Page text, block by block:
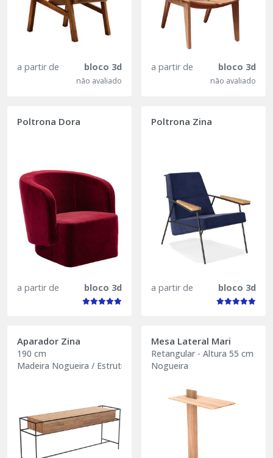
a partir de bloco 3d
não avaliado
a partir de bloco 3d
não avaliado
Poltrona Dora
a partir de bloco 3d
Poltrona Zina
a partir de bloco 3d
Aparador Zina
190 cm
Madeira Nogueira / Estrutura preta
Mesa Lateral Mari
Retangular - Altura 55 cm
Nogueira